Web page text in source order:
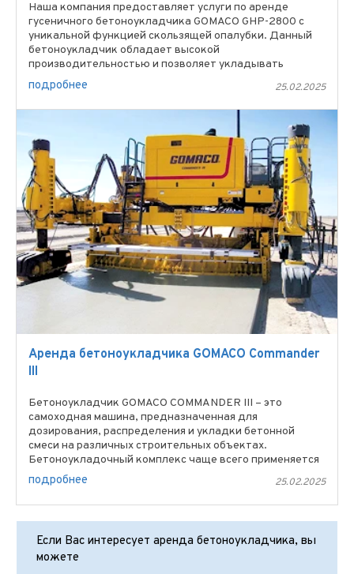
Наша компания предоставляет услуги по аренде
гусеничного бетоноукладчика GOMACO GHP-2800 с
уникальной функцией скользящей опалубки. Данный
бетоноукладчик обладает высокой
производительностью и позволяет укладывать
дорожное покрытие шириной до 9,75 ...
подробнее 25.02.2025
Аренда бетоноукладчика GOMACO Commander
III
Бетоноукладчик GOMACO COMMANDER III – это
самоходная машина, предназначенная для
дозирования, распределения и укладки бетонной
смеси на различных строительных объектах.
Бетоноукладочный комплекс чаще всего применяется
для устройства покрытий ...
подробнее 25.02.2025
Если Вас интересует аренда бетоноукладчика, вы
можете